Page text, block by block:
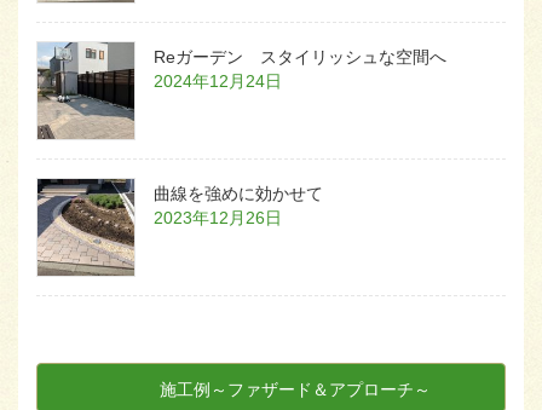
Reガーデン スタイリッシュな空間へ
2024年12月24日
曲線を強めに効かせて
2023年12月26日
施工例～ファザード＆アプローチ～